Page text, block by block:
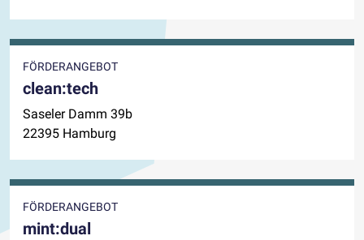
FÖRDERANGEBOT
clean:tech
Saseler Damm 39b
22395 Hamburg
FÖRDERANGEBOT
mint:dual